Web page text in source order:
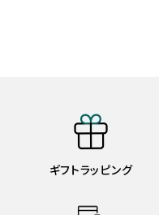
ギフトラッピング